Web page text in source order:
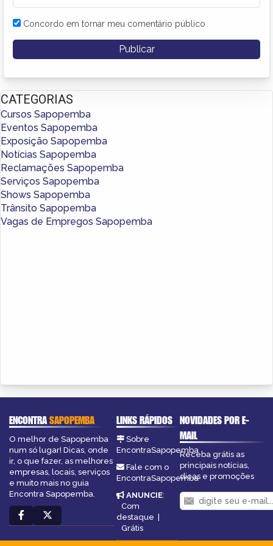
Concordo em tornar meu comentário público
CATEGORIAS
Cursos Sapopemba
Eventos Sapopemba
Exposição Sapopemba
Notícias Sapopemba
Reclamações Sapopemba
Serviços Sapopemba
Shows Sapopemba
Trânsito Sapopemba
Vagas de Empregos Sapopemba
ENCONTRASAPOPEMBA
O melhor de Sapopemba
num só lugar! Dicas, onde
ir, o que fazer, as melhores
empresas, locais, serviços
e muito mais no guia
Encontra Sapopemba.
LINKS RÁPIDOS
Sobre
EncontraSapopemba
Fale com o
EncontraSapopemba
ANUNCIE:
Com
destaque
Grátis
NOVIDADES POR E-
MAIL
Receba grátis as
principais notícias,
dicas e promoções